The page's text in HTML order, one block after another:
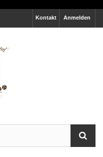
Anmelden
Kontakt